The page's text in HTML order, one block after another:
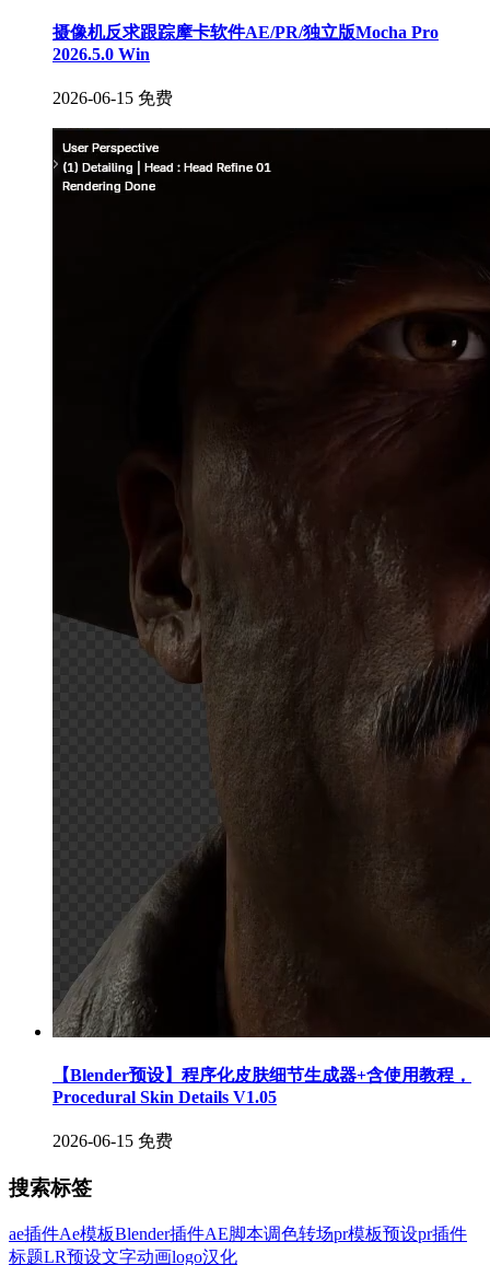
摄像机反求跟踪摩卡软件AE/PR/独立版Mocha Pro
2026.5.0 Win
2026-06-15 免费
【Blender预设】程序化皮肤细节生成器+含使用教程，
Procedural Skin Details V1.05
2026-06-15 免费
搜索标签
ae插件Ae模板Blender插件AE脚本调色转场pr模板预设pr插件
标题LR预设文字动画logo汉化